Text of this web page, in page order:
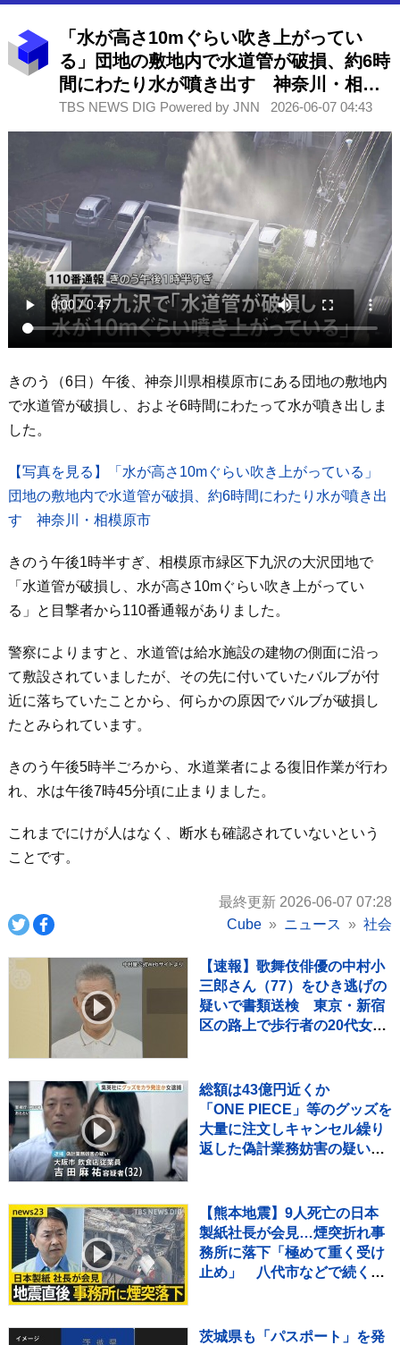
「水が高さ10mぐらい吹き上がってい
る」団地の敷地内で水道管が破損、約6時
間にわたり水が噴き出す 神奈川・相模
原市
TBS NEWS DIG Powered by JNN 2026-06-07 04:43
きのう（6日）午後、神奈川県相模原市にある団地の敷地内
で水道管が破損し、およそ6時間にわたって水が噴き出しま
した。
【写真を見る】「水が高さ10mぐらい吹き上がっている」
団地の敷地内で水道管が破損、約6時間にわたり水が噴き出
す 神奈川・相模原市
きのう午後1時半すぎ、相模原市緑区下九沢の大沢団地で
「水道管が破損し、水が高さ10mぐらい吹き上がってい
る」と目撃者から110番通報がありました。
警察によりますと、水道管は給水施設の建物の側面に沿っ
て敷設されていましたが、その先に付いていたバルブが付
近に落ちていたことから、何らかの原因でバルブが破損し
たとみられています。
きのう午後5時半ごろから、水道業者による復旧作業が行わ
れ、水は午後7時45分頃に止まりました。
これまでにけが人はなく、断水も確認されていないという
ことです。
最終更新 2026-06-07 07:28
Cube
ニュース 社会
【速報】歌舞伎俳優の中村小
三郎さん（77）をひき逃げの
疑いで書類送検 東京・新宿
区の路上で歩行者の20代女性
総額は43億円近くか
「ONE PIECE」等のグッズを
大量に注文しキャンセル繰り
返した偽計業務妨害の疑いで
【熊本地震】9人死亡の日本
製紙社長が会見…煙突折れ事
務所に落下「極めて重く受け
止め」 八代市などで続く断
茨城県も「パスポート」を発